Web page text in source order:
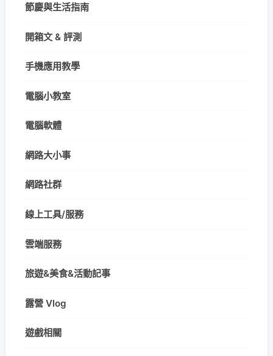
節慶與生活指南
開箱文 & 評測
手機應用教學
電腦小教室
電腦軟體
網路大小事
網路社群
線上工具/服務
雲端服務
旅遊&美食&活動記事
露營 Vlog
遊戲相關